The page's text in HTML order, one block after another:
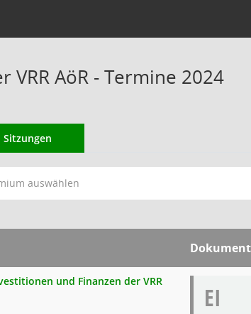
AöR - Termine 2024
Sitzungen
auswählen
und Finanzen der VRR
EI